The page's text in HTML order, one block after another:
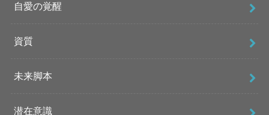
自愛の覚醒
資質
未来脚本
潜在意識